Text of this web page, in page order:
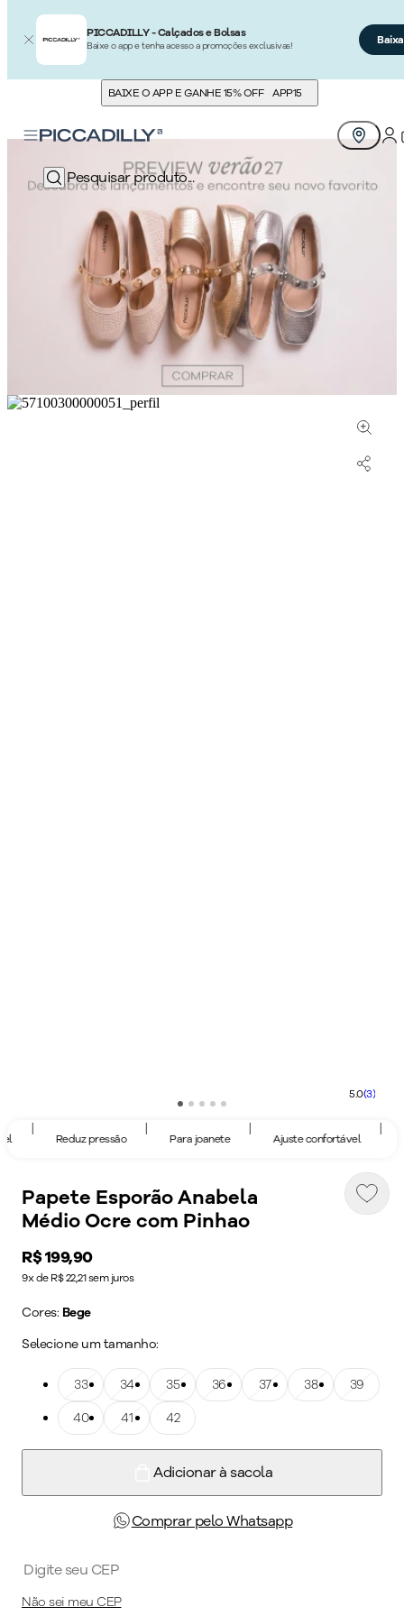
PICCADILLY - Calçados e Bolsas
Baixe o app e tenha acesso a promoções exclusivas!
BAIXE O APP E GANHE 15% OFF APP15
5.0(3)
Reduz pressão
Para joanete
Ajuste confortável
Papete Esporão Anabela
Médio Ocre com Pinhao
Price:
R$ 199,90
9x de R$ 22,21 sem juros
Cores: Bege
Selecione um tamanho:
Tamanho: 33
33Tamanho: 34
34Tamanho: 35
35Tamanho: 36
36Tamanho: 37
37Tamanho: 38
38Tamanho: 39
39
Tamanho: 40
40Tamanho: 41
41Tamanho: 42
42
Adicionar à sacola
Comprar pelo Whatsapp
Não sei meu CEP